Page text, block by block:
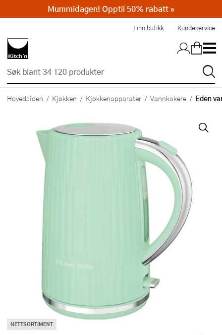
Finn butikk Kundeservice
Hovedsiden Kjøkken Kjøkkenapparater Vannkokere Eden
NETTSORTIMENT
Mummidagen! Opptil 50% rabatt »